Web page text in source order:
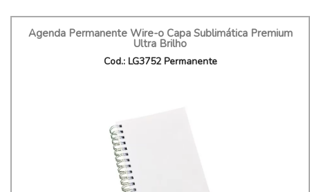
Agenda Permanente Wire-o Capa Sublimática Premium
Ultra Brilho
Cod.: LG3752 Permanente